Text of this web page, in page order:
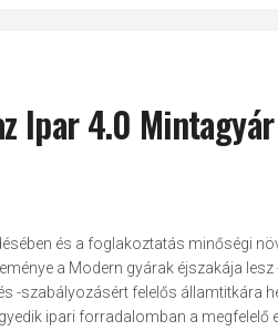
Ipar 4.0
és a foglakoztatás minőségi
a Modern gyárak éjszakája
-szabályozásért felelős államtitkára
ipari forradalomban a megfelelő